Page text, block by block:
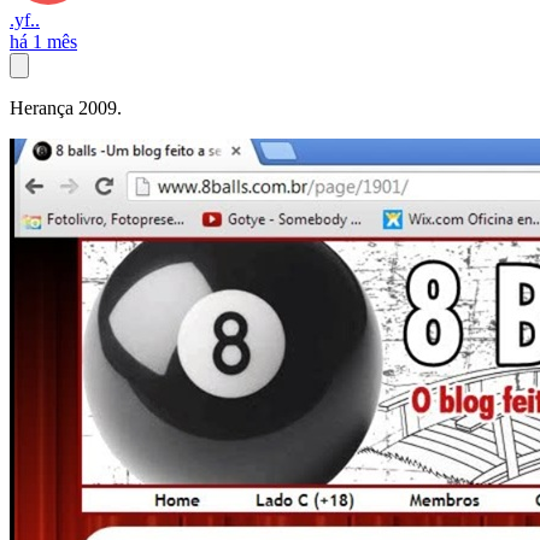
.yf..
há 1 mês
Herança 2009.